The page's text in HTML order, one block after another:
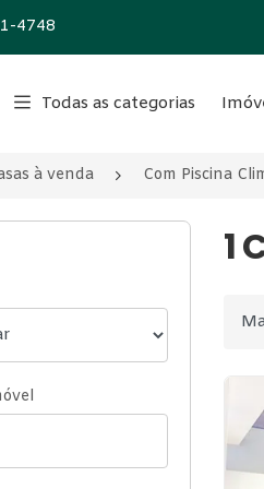
4748
Todas as categorias
à venda Com Piscina
1